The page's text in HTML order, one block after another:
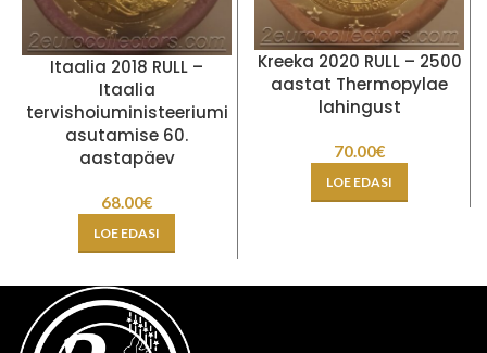
Itaalia 2018 RULL –
Itaalia
tervishoiuministeeriumi
asutamise 60.
aastapäev
68.00€
LOE EDASI
Kreeka 2020 RULL – 2500
aastat Thermopylae
lahingust
70.00€
LOE EDASI